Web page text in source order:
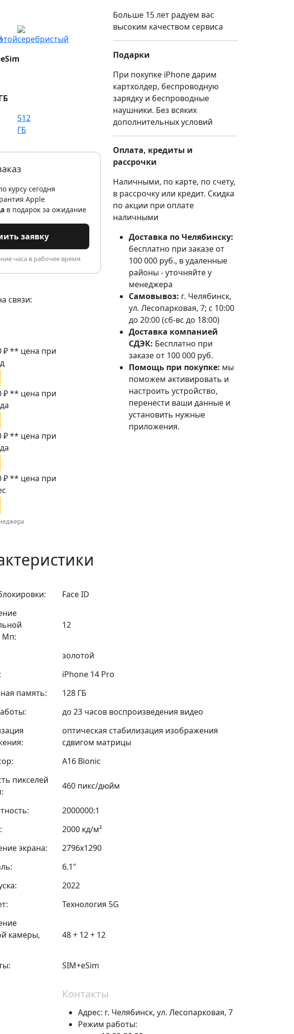
512
ГБ
курсу сегодня
Apple
в подарок за ожидание
заявку
часа в рабочее время
связи:
₽** цена при
₽** цена при
₽** цена при
₽** цена при
Больше 15 лет радуем вас
высоким качеством сервиса
Подарки
При покупке iPhone дарим
картхолдер, беспроводную
зарядку и беспроводные
наушники. Без всяких
дополнительных условий
Оплата, кредиты и
рассрочки
Наличными, по карте, по счету,
в рассрочку или кредит. Скидка
по акции при оплате
наличными
Доставка по Челябинску:
бесплатно при заказе от
100 000 руб., в удаленные
районы - уточняйте у
менеджера
Самовывоз: г. Челябинск,
ул. Лесопарковая, 7; с 10:00
до 20:00 (сб-вс до 18:00)
Доставка компанией
СДЭК: Бесплатно при
заказе от 100 000 руб.
Помощь при покупке: мы
поможем активировать и
настроить устройство,
перенести ваши данные и
установить нужные
приложения.
Face ID
Мп:
12
золотой
iPhone 14 Pro
память:
128 ГБ
до 23 часов воспроизведения видео
оптическая стабилизация изображения
сдвигом матрицы
A16 Bionic
пикселей
460 пикс/дюйм
2000000:1
2000 кд/м²
экрана:
2796x1290
6.1"
2022
Технология 5G
камеры,
48 + 12 + 12
SIM+eSim
Контакты
Адрес: г. Челябинск, ул. Лесопарковая, 7
Режим работы: